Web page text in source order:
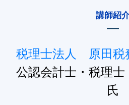
講師紹
税理士法人 原田税
公認会計士・税
氏